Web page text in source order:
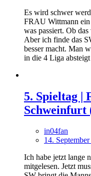
Es wird schwer
FRAU Wittmann
was passiert. Ob
Aber ich finde das
besser macht. Man
in die 4 Liga
5. Spieltag |
Schweinfurt
in04fan
14.
Ich habe jetzt lange
mitgelesen. Jetzt